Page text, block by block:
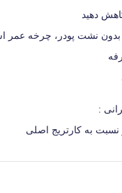
دهید
نشت پودر، چرخه عمر
:
نسبت به کارتریج اصلی